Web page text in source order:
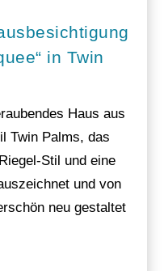
in Twin
Haus aus
Twin Palms, das
Stil und eine
und von
neu gestaltet